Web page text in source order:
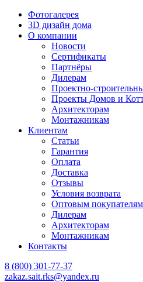
Фотогалерея
3D дизайн дома
О компании
Новости
Сертификаты
Партнёры
Дилерам
Проектно-
Проекты Домов и
Архитекторам
Монтажникам
Клиентам
Статьи
Гарантия
Оплата
Доставка
Отзывы
Условия возврата
Оптовым покупателям
Дилерам
Архитекторам
Монтажникам
Контакты
8 (800) 301-77-37
zakaz.sait.rks@yandex.ru